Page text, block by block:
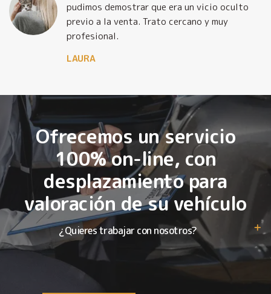
pudimos demostrar que era un vicio oculto
previo a la venta. Trato cercano y muy
profesional.
LAURA
Ofrecemos un servicio
100% on-line, con
desplazamiento para
valoración de su vehículo
¿Quieres trabajar con nosotros?